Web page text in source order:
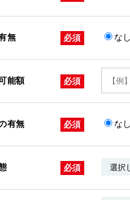
無 必須 なし
能額 必須
有無 必須 なし
必須